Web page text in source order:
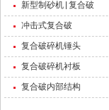
新型制砂机|复合破
冲击式复合破
复合破碎机锤头
复合破碎机衬板
复合破内部结构